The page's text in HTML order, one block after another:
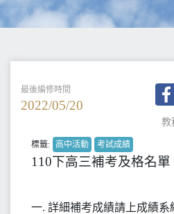
最後編修時間
2022/05/20
教
標籤: 高中活動 考試成績
110下高三補考及格名單
一. 詳細補考成績請上成績系